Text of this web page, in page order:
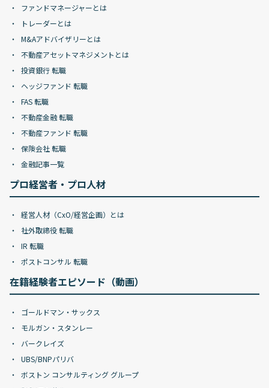
ファンドマネージャーとは
トレーダーとは
M&Aアドバイザリーとは
不動産アセットマネジメントとは
投資銀行 転職
ヘッジファンド 転職
FAS 転職
不動産金融 転職
不動産ファンド 転職
保険会社 転職
金融記事一覧
プロ経営者・プロ人材
経営人材（CxO/経営企画）とは
社外取締役 転職
IR 転職
ポストコンサル 転職
在籍経験者エピソード（動画）
ゴールドマン・サックス
モルガン・スタンレー
バークレイズ
UBS/BNPパリバ
ボストン コンサルティング グループ